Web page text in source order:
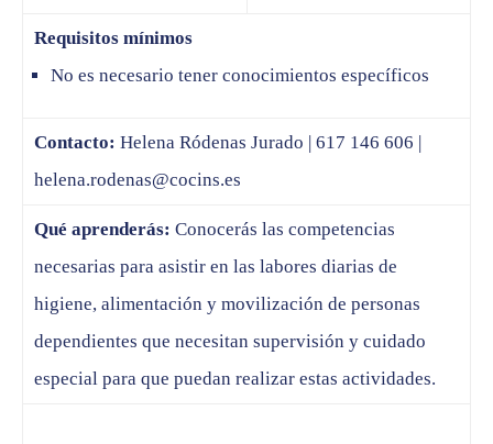
Requisitos mínimos
No es necesario tener conocimientos específicos
Contacto: Helena Ródenas Jurado | 617 146 606 |
helena.rodenas@cocins.es
Qué aprenderás: Conocerás las competencias
necesarias para asistir en las labores diarias de
higiene, alimentación y movilización de personas
dependientes que necesitan supervisión y cuidado
especial para que puedan realizar estas actividades.